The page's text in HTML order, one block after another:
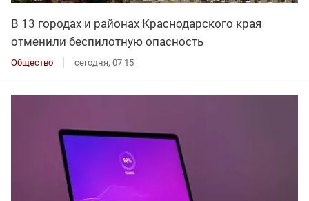
В 13 городах и районах Краснодарского края
отменили беспилотную опасность
Общество сегодня, 07:15